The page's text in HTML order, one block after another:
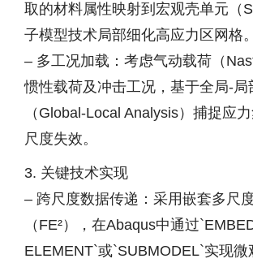
取的材料属性映射到宏观壳单元（
子模型技术局部细化高应力区网格。
– 多工况加载：考虑气动载荷（
惯性载荷及冲击工况，基于全局-局
（Global-Local Analysis）捕捉应
尺度失效。
3. 关键技术实现
– 跨尺度数据传递：采用嵌套多尺
（FE²），在Abaqus中通过
ELEMENT`或`SUBMODEL`实现微